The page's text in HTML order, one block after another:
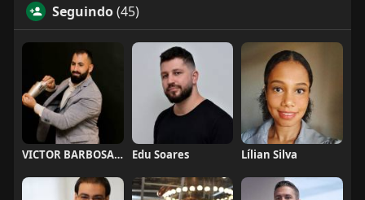
Seguindo(45)
VICTOR BARBOSA QUARANTA Edu Soares Lílian Silva